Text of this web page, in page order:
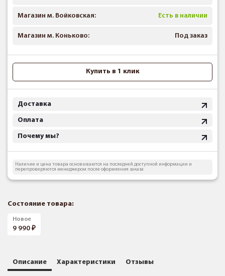
Магазин м. Войковская: Есть в наличии
Магазин м. Коньково: Под заказ
Купить в 1 клик
Доставка
Оплата
Почему мы?
Наличие и цена товара основываются на последней доступной информации и
перепроверяются менеджером после оформления заказа
Состояние товара:
Новое
9 990
Описание Характеристики Отзывы